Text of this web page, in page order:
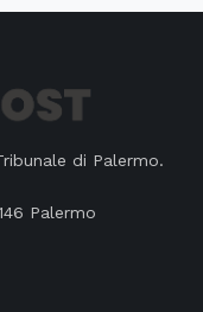
di Palermo.
Palermo